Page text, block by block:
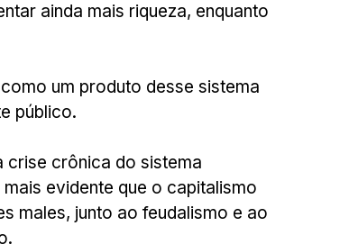
ainda mais riqueza, enquanto
um produto desse sistema
público.
crônica do sistema
evidente que o capitalismo
males, junto ao feudalismo e ao